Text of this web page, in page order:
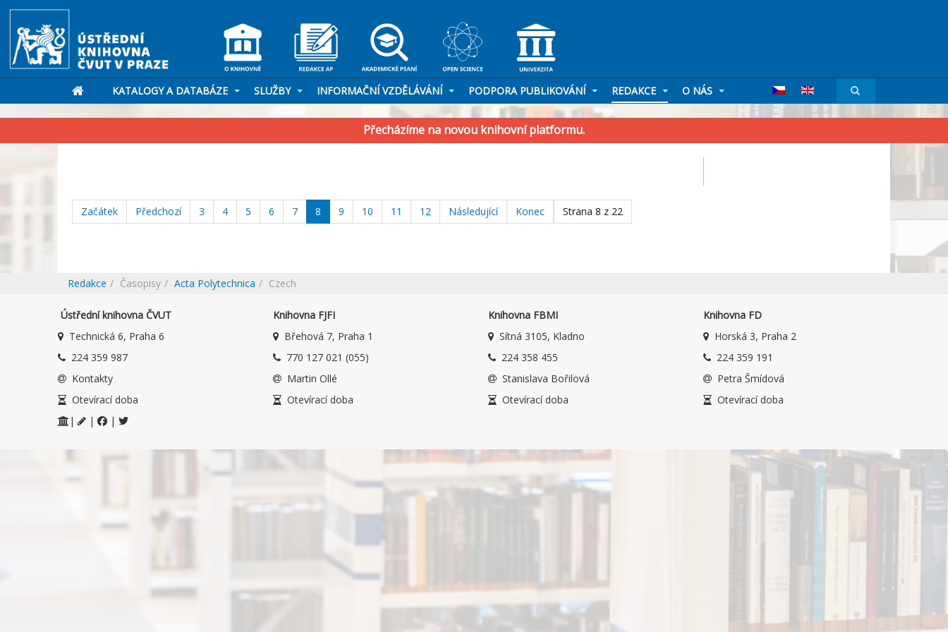
KATALOGY A DATABÁZE SLUŽBY INFORMAČNÍ VZDĚLÁVÁNÍ PODPORA PUBLIKOVÁNÍ REDAKCE O NÁS
Přecházíme na novou knihovní platformu.
Strana 8 z 22
Začátek Předchozí 3 4 5 6 7 8 9 10 11 12 Následující Konec
Redakce Časopisy Acta Polytechnica Czech
Ústřední knihovna ČVUT
Technická 6, Praha 6
224 359 987
Kontakty
Otevírací doba
|
| |
Knihovna FJFI
Břehová 7, Praha 1
770 127 021 (055)
Martin Ollé
Otevírací doba
Knihovna FBMI
Sítná 3105, Kladno
224 358 455
Stanislava Bořilová
Otevírací doba
Knihovna FD
Horská 3, Praha 2
224 359 191
Petra Šmídová
Otevírací doba